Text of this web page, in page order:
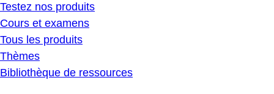
Testez nos produits
Cours et examens
Tous les produits
Thèmes
Bibliothèque de ressources